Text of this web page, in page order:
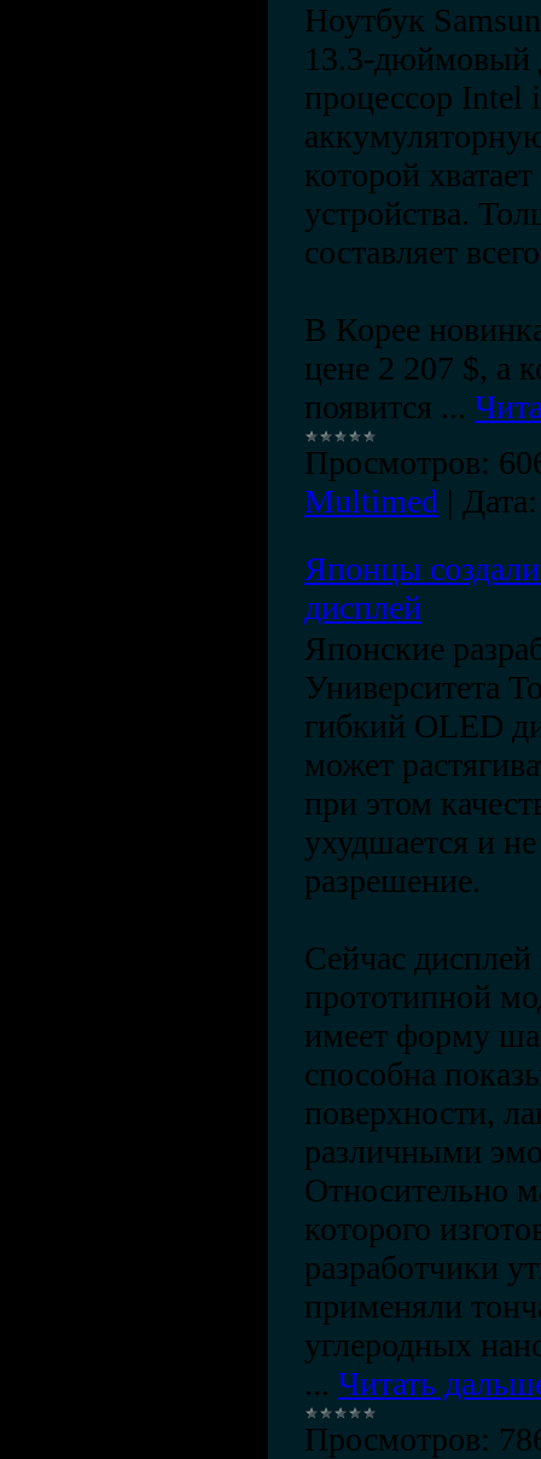
Ноутбук
13.3-дюймовый
процессор Intel
которой
устройства.
составляет
В Корее
цене 2 207 $, а
появится ...
Просмотров:
Multimed | Дата:
Японцы
дисплей
Японские
Университета
гибкий OLED
может
при этом
ухудшается и
разрешение.
Сейчас дисплей
прототипной
имеет форму
способна
поверхности,
различными
Относительно
которого
разработчики
применяли
углеродных
... Читать
Просмотров: